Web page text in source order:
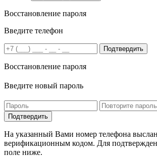
Восстановление пароля
Введите телефон
Подтвердить
Восстановление пароля
Введите новый пароль
На указанный Вами номер телефона
верификационным кодом. Для
поле ниже.